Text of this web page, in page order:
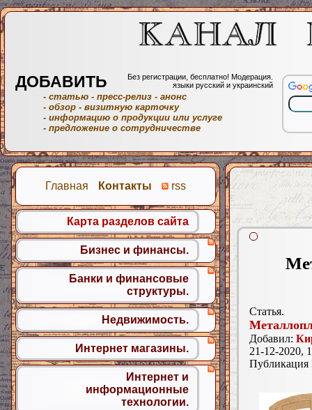
Статья.
Добавил:
21-12-2020,
Главная Контакты rss
Карта разделов сайта
Бизнес и финансы.
Банки и финансовые
структуры.
Недвижимость.
Интернет магазины.
Интернет и
информационные
технологии.
ДОБАВИТЬ
Без регистрации, бесплатно! Модерация.
языки русский и украинский
- статью - пресс-релиз - анонс
- обзор - визитную карточку
- информацию о продукции или услуге
- предложение о сотрудничестве